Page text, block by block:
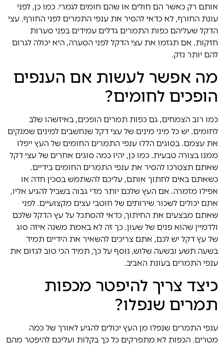
אותם רק כאשר הם חולים או שהם חומים לגמרי. כמו כן, לפני
עונת החורף, לא כדאי להסיר את ענפי התמרים לפני החורף. עצי
הדקל שעליהם כפות התמרים גדלים עמידים בפני סערות
חזקות. אם תגזמו את עצי הדקל לפני הסערה, היא יכולה לגרום
להם יותר נזק.
מה אפשר לעשות אם הענפים
הופכים לחומים?
כמו רוב הצמחים, גם כפות תמרים הופכים, באיזשהו שלב
לחומים. יש כל מיני מינים של עצי דקל שנחשבים למינים שמנקים
את עצמם. בסוגים הללו ענפי התמרים החומים של העץ ייפלו
ממנו בצורה טבעית. כמו כן, יהיו כמה סוגים אחרים של עצי דקל
שאתם תצטרכו להסיר את ענפי התמרים החומים בידיים.
כשאתם באים לחתוך אותם, עליכם להשתמש בסכין חדה או
אפילו מזמרה. אם העץ שלכם יותר מדי גבוה בשביל להגיע אליו,
אתם יכולים לשכור שירותים של חוטבי עצים מקצועיים. לפני
שאתם מבצעים את החיתוך, כדאי להסתכל על עץ הדקל שלכם
ולדמיין שהוא פנים של שעון. כך זה לא באמת משנה איזה סוג
של עץ דקל יש לכם, אתם צריכים להשאיר את הידיים תמיד
בשעה תשע ובשעה שלוש, נוסף על כך, תמיד הכי טוב לגזום את
ענפי התמרים בעונת האביב.
כיצד צריך להיפטר מכפות
תמרים שנפלו?
ענפי התמרים שנפלו מן העץ יכולים להגיע לאורך של כמה
מטרים. הכפות לא מתפרקים כל כך בקלות ועליכם להיפטר מהם